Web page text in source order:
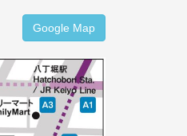
Google Map